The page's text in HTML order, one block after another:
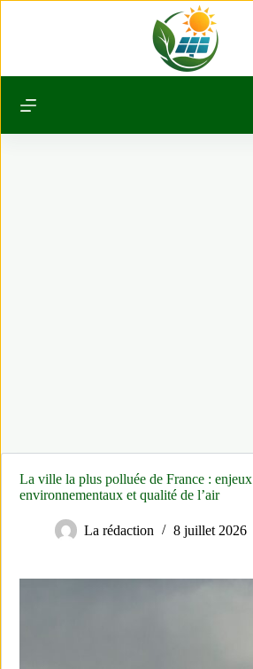
La ville la plus polluée de France : enjeux
environnementaux et qualité de l’air
La rédaction 8 juillet 2026